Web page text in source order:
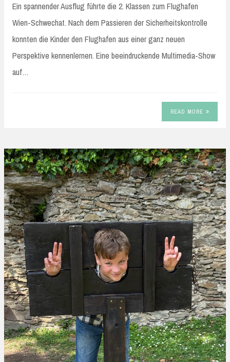
Ein spannender Ausflug führte die 2. Klassen zum Flughafen
Wien-Schwechat. Nach dem Passieren der Sicherheitskontrolle
konnten die Kinder den Flughafen aus einer ganz neuen
Perspektive kennenlernen. Eine beeindruckende Multimedia-Show
auf…
READ MORE